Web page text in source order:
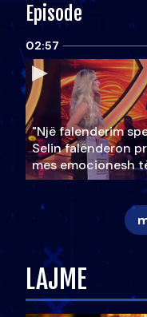
Episode
02:57
"Një falenderim
Selin falënderon
mes emocionesh
LAJME